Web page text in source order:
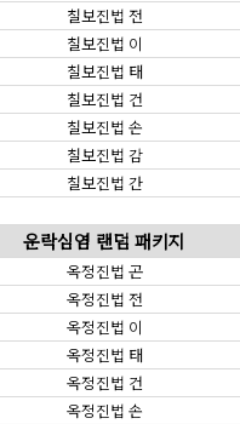
칠보진법 전
칠보진법 이
칠보진법 태
칠보진법 건
칠보진법 손
칠보진법 감
칠보진법 간
운락심염 랜덤 패키지
옥정진법 곤
옥정진법 전
옥정진법 이
옥정진법 태
옥정진법 건
옥정진법 손